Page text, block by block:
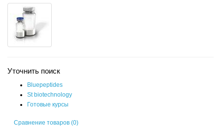
Уточнить поиск
Bluepeptides
St biotechnology
Готовые курсы
Сравнение товаров (0)